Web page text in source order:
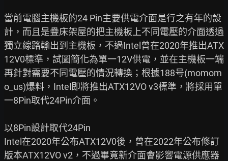
當前電腦主機板的24 Pin主要供電介面是行之有年的設
計，而且是疊床架屋的把主機板上不同電壓的介面透過
獨立線路輸出到主機板，不過Intel曾在2020年推出ATX
12V0標準，試圖簡化為單一12V供電，並在主機板一端
再針對需要不同電壓的情況轉換；根據188号(momom
o_us)爆料，Intel即將推出ATX12VO v3標準，將採用單
一8Pin取代24Pin介面。
以8Pin設計取代24Pin
Intel在2020年公布ATX12V0後，曾在2022年公布修訂
版本ATX12VO v2，不過畢竟新介面會影響電源供應器